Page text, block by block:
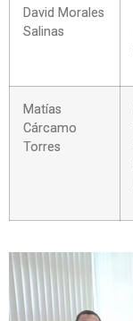
David Morales
Salinas
Matías
Cárcamo
Torres